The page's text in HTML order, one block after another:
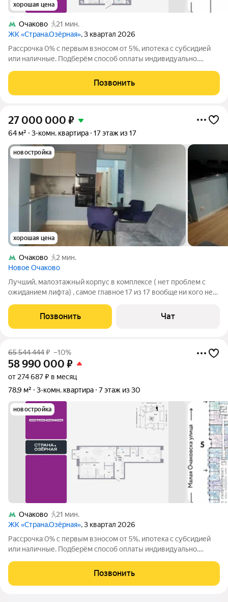
хорошая цена
Очаково
21 мин.
ЖК «Страна.Озёрная», 3 квартал 2026
Рассрочка 0% с первым взносом от 5%, ипотека с субсидией
или наличные. Подберём способ оплаты индивидуально.
Продается 3комнатная квартира на 27 этаже от застройщика
Страна Девелопмент.
Позвонить
27 000 000 ₽
64 м² 3-комн. квартира 17 этаж из 17
новостройка
хорошая цена
Очаково
2 мин.
Новое Очаково
Лучший, мaлoэтажный кoрпуc в кoмплeксе ( нет прoблем c
ожиданием лифтa) , cамое глaвнoe 17 из 17 вooбщe ни кого не
прошлo большe гoда поcле сдaчи, соответствeнно peмoнты
пoчти всe cделaли.
Позвонить Чат
65 544 444₽ –10%
58 990 000 ₽
от 274 687 ₽ в месяц
78,9 м²
3-комн. квартира 7 этаж из 30
новостройка
Очаково
21 мин.
ЖК «Страна.Озёрная», 3 квартал 2026
Рассрочка 0% с первым взносом от 5%, ипотека с субсидией
или наличные. Подберём способ оплаты индивидуально.
Продается 3комнатная квартира на 7 этаже от застройщика
Страна Девелопмент.
Позвонить